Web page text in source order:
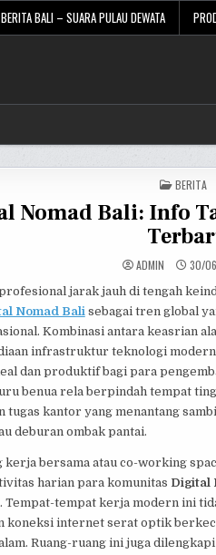
BALI – SUARA PULAU DEWATA
POSTED
IN
BERITA
Nomad Bali: Info
ADMIN 30/
jarak jauh di tengah
Nomad Balisebagai tren global
Kombinasi antara keasrian
infrastruktur teknologi
dan produktif bagi para
benua rela berpindah tempat
tugas kantor yang menantang
deburan ombak pantai.
kerja bersama atau co-working
harian para komunitas Digital
Tempat-tempat kerja modern ini
koneksi internet serat optik
Ruang-ruang ini juga